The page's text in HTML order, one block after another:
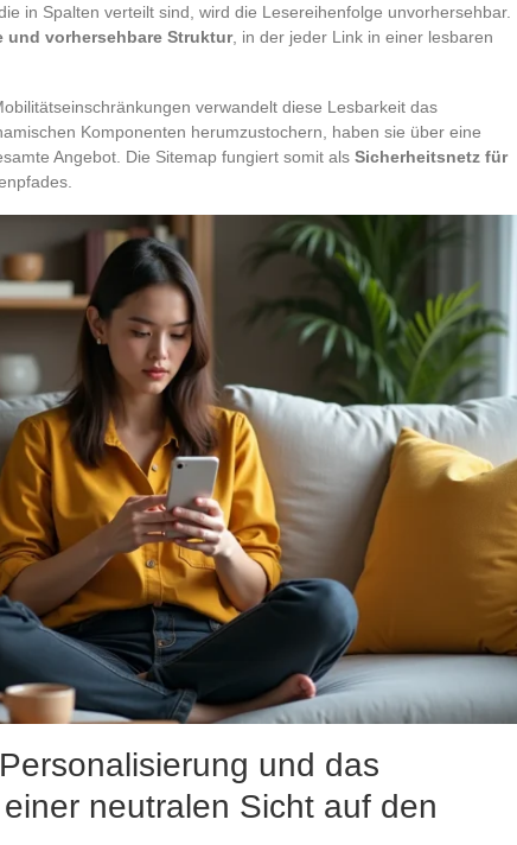
in Spalten verteilt sind, wird die Lesereihenfolge unvorhersehbar.
und vorhersehbare Struktur, in der jeder Link in einer lesbaren
verwandelt diese Lesbarkeit das
Komponenten herumzustochern, haben sie über eine
Angebot. Die Sitemap fungiert somit als Sicherheitsnetz für
und das
neutralen Sicht auf den